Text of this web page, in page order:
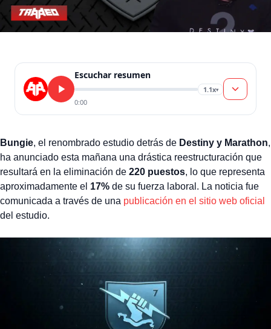
Escuchar resumen
1.1x▾
0:00
Bungie, el renombrado estudio detrás de Destiny y Marathon,
ha anunciado esta mañana una drástica reestructuración que
resultará en la eliminación de 220 puestos, lo que representa
aproximadamente el 17% de su fuerza laboral. La noticia fue
comunicada a través de una publicación en el sitio web oficial
del estudio.